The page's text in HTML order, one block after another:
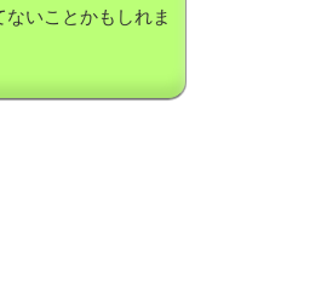
いことかもしれま